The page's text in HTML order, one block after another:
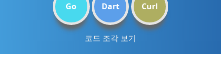
Go Dart Curl
코드 조각 보기